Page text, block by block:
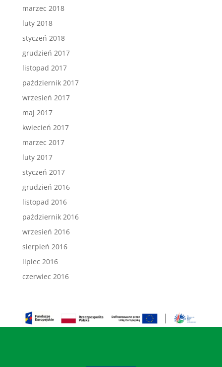
marzec 2018
luty 2018
styczeń 2018
grudzień 2017
listopad 2017
październik 2017
wrzesień 2017
maj 2017
kwiecień 2017
marzec 2017
luty 2017
styczeń 2017
grudzień 2016
listopad 2016
październik 2016
wrzesień 2016
sierpień 2016
lipiec 2016
czerwiec 2016